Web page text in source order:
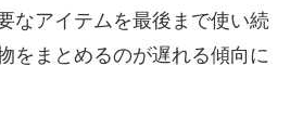
なアイテムを最後まで使い続
をまとめるのが遅れる傾向に